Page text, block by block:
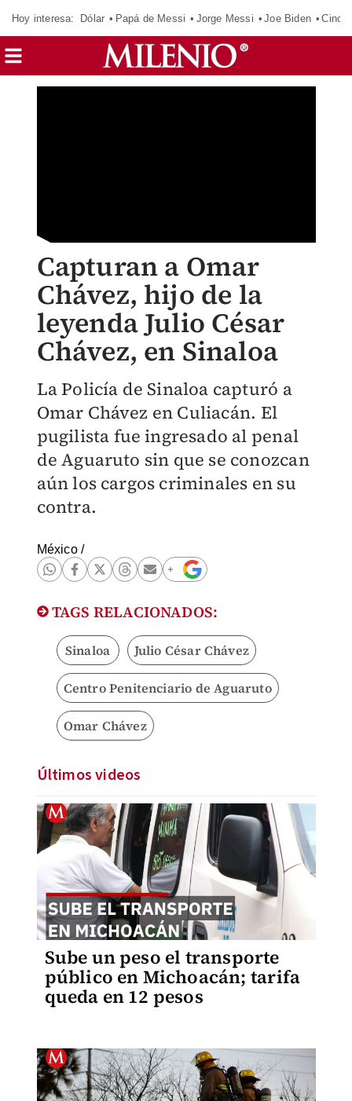
Hoy interesa: Dólar Papá de Messi Jorge Messi Joe Biden
Capturan a Omar
Chávez, hijo de la
leyenda Julio César
Chávez, en Sinaloa
La Policía de Sinaloa capturó a
Omar Chávez en Culiacán. El
pugilista fue ingresado al penal
de Aguaruto sin que se conozcan
aún los cargos criminales en su
contra.
México/
TAGS RELACIONADOS:
Sinaloa Julio César Chávez
Centro Penitenciario de Aguaruto
Omar Chávez
Últimos videos
Sube un peso el transporte
público en Michoacán; tarifa
queda en 12 pesos